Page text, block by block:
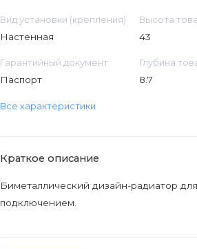
Вид установки (крепления)
Настенная
Высота
43
Гарантийный документ
Паспорт
Глубина
8.7
Все характеристики
Краткое описание
Биметаллический дизайн-радиатор
подключением.